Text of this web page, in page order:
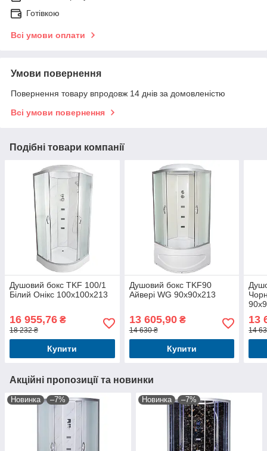
Готівкою
Всі умови оплати
Умови повернення
Повернення товару впродовж 14 днів за домовленістю
Всі умови повернення
Подібні товари компанії
Душовий бокс TKF 100/1
Білий Онікс 100x100x213
16 955,76 ₴
18 232 ₴
Купити
Душовий бокс TKF90
Айвері WG 90x90x213
13 605,90₴
14 630 ₴
Купити
13
14
Акційні пропозиції та новинки
Новинка –7% Новинка –7%